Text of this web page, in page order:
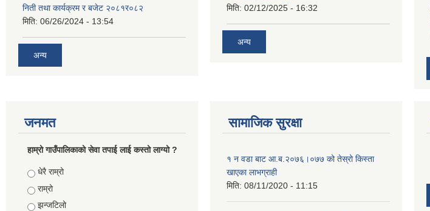
निती तथा कार्यक्रम र बजेट २०८१र०८२
मिति: 06/26/2024 - 13:54
अन्य
मिति: 02/12/2025 - 16:32
अन्य
जनमत
हाम्रो गाउँपालिकाको सेवा तपाई लाई कस्तो लाग्यो ?
Choices
धेरै राम्रो
राम्रो
झन्जटिलो
सामाजिक सुरक्षा
१ न‌ वडा बाट आ.ब.२०७६।०७७ को तेस्रो किस्ता
खाएका लाभग्राही
मिति: 08/11/2020 - 11:15